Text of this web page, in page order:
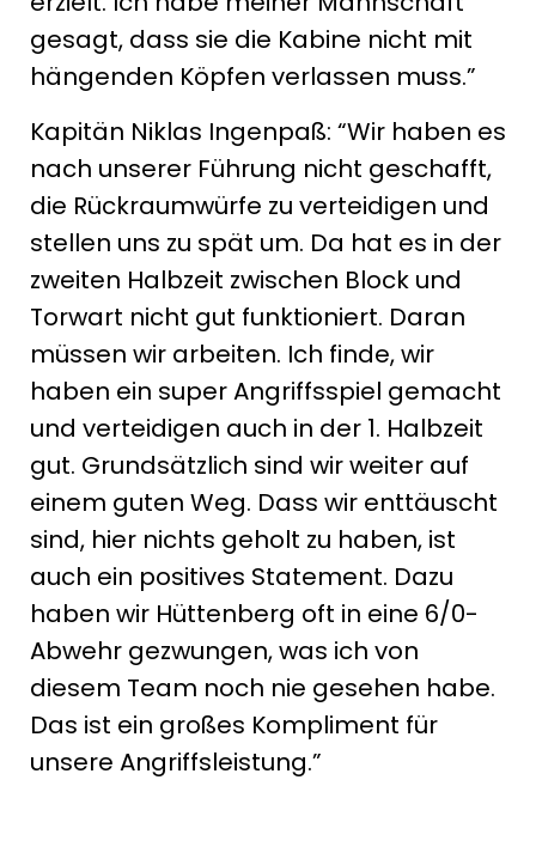
gesagt, dass sie die Kabine nicht mit
hängenden Köpfen verlassen muss.”
Kapitän Niklas Ingenpaß: “Wir haben es
nach unserer Führung nicht geschafft,
die Rückraumwürfe zu verteidigen und
stellen uns zu spät um. Da hat es in der
zweiten Halbzeit zwischen Block und
Torwart nicht gut funktioniert. Daran
müssen wir arbeiten. Ich finde, wir
haben ein super Angriffsspiel gemacht
und verteidigen auch in der 1. Halbzeit
gut. Grundsätzlich sind wir weiter auf
einem guten Weg. Dass wir enttäuscht
sind, hier nichts geholt zu haben, ist
auch ein positives Statement. Dazu
haben wir Hüttenberg oft in eine 6/0-
Abwehr gezwungen, was ich von
diesem Team noch nie gesehen habe.
Das ist ein großes Kompliment für
unsere Angriffsleistung.”